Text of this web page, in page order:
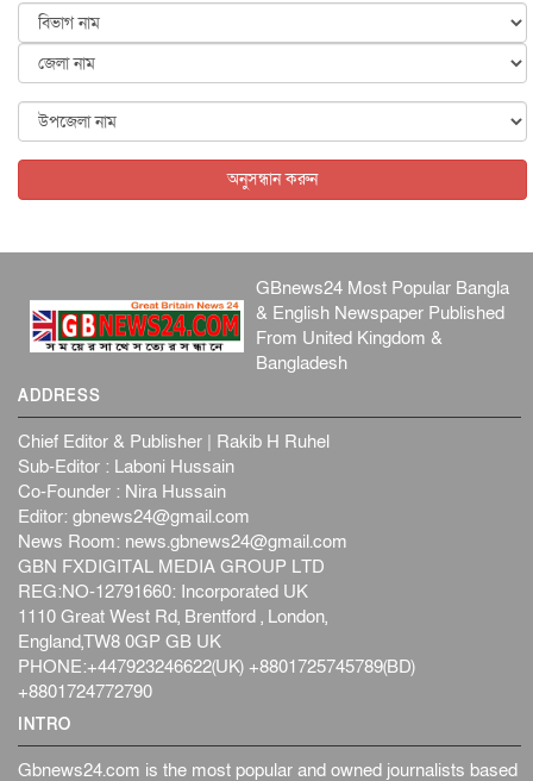
আন্তর্জাতিক ৫ আগস্ট, ২০২৬
কেনিয়ায় ১৫ হাতির রহস্যজনক মৃত্যু, সন্দেহের মুখে কীটনাশকের
আন্তর্জাতিক ৫ আগস্ট, ২০২৬
অনুসন্ধান করুন
GBnews24 Most Popular Bangla
& English Newspaper Published
From United Kingdom &
Bangladesh
ADDRESS
Chief Editor & Publisher | Rakib H Ruhel
Sub-Editor : Laboni Hussain
Co-Founder : Nira Hussain
Editor: gbnews24@gmail.com
News Room: news.gbnews24@gmail.com
GBN FXDIGITAL MEDIA GROUP LTD
REG:NO-12791660: Incorporated UK
1110 Great West Rd, Brentford , London,
England,TW8 0GP GB UK
PHONE:+447923246622(UK) +8801725745789(BD)
+8801724772790
INTRO
Gbnews24.com is the most popular and owned journalists based